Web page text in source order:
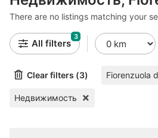
There are no listings matching your
All filters
3
Clear filters (3) Fiorenzuola
Недвижимость